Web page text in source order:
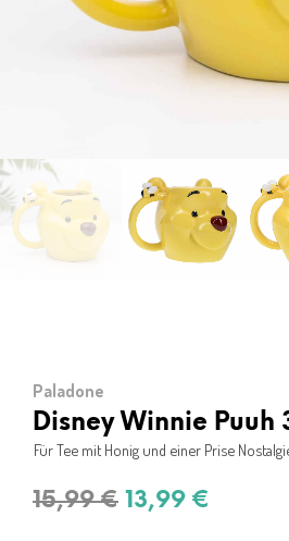
Paladone
Disney Winnie Puuh
Für Tee mit Honig und einer Prise
15,99€ Ursprünglicher
13,99 €